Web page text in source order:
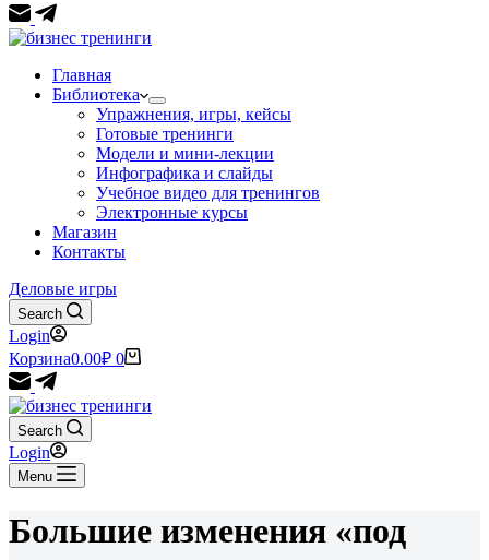
Главная
Библиотека
Упражнения, игры, кейсы
Готовые тренинги
Модели и мини-лекции
Инфографика и слайды
Учебное видео для тренингов
Электронные курсы
Магазин
Контакты
Деловые игры
Search
Login
Корзина0.00₽ 0
Search
Login
Menu
Большие изменения «под